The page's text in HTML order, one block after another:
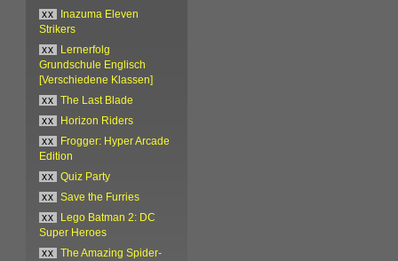
xx
Inazuma Eleven
Strikers
xx
Lernerfolg
Grundschule Englisch
[Verschiedene Klassen]
xx
The Last Blade
xx
Horizon Riders
xx
Frogger: Hyper Arcade
Edition
xx
Quiz Party
xx
Save the Furries
xx
Lego Batman 2: DC
Super Heroes
xx
The Amazing Spider-